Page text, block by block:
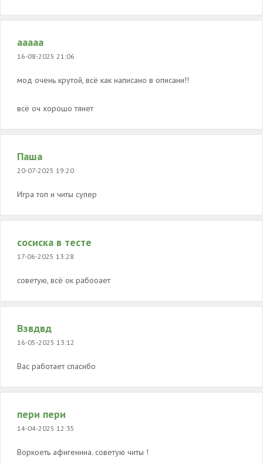
ааааа
16-08-2025 21:06
мод очень крутой, всё как написано в описани!!
всё оч хорошо тянет
Паша
20-07-2025 19:20
Игра топ и читы супер
сосиска в тесте
17-06-2025 13:28
советую, всё ок рабооает
Взвдвд
16-05-2025 13:12
Вас работает спасибо
пери пери
14-04-2025 12:35
Воркоеть афигеннна. советую читы !